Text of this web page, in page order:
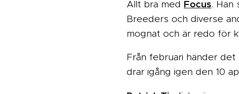
Allt bra med Focus. Han
Breeders och diverse
mognat och är redo för
Från februari händer det
drar igång igen den 10